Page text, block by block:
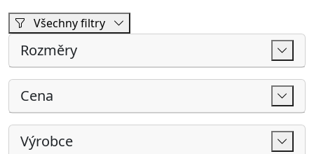
Kategorie